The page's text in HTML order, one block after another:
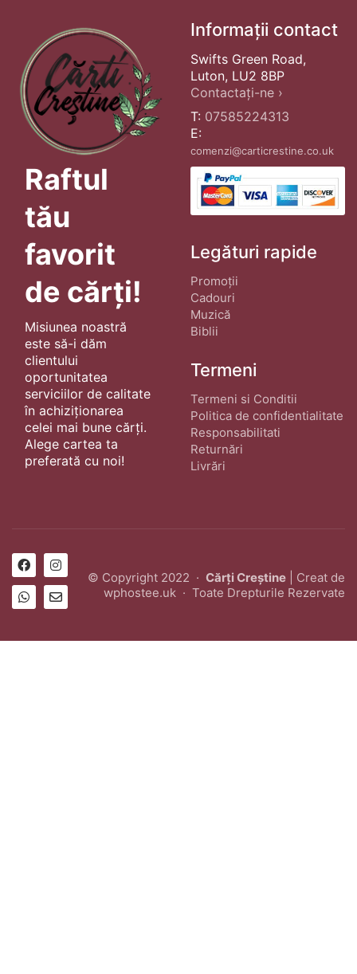
Raftul
tău
favorit
de cărți!
Misiunea noastră
este să-i dăm
clientului
oportunitatea
serviciilor de calitate
în achiziționarea
celei mai bune cărți.
Alege cartea ta
preferată cu noi!
Informații contact
Swifts Green Road,
Luton, LU2 8BP
Contactați-ne ›
T: 07585224313
E:
comenzi@carticrestine.co.uk
Legături rapide
Promoții
Cadouri
Muzică
Biblii
Termeni
Termeni si Conditii
Politica de confidentialitate
Responsabilitati
Returnări
Livrări
© Copyright 2022 · Cărți Creștine | Creat de
wphostee.uk · Toate Drepturile Rezervate